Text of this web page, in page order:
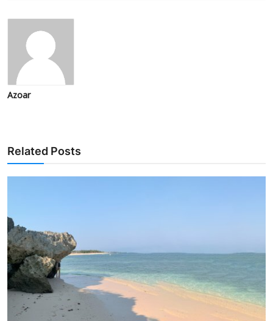
Azoar
Related Posts